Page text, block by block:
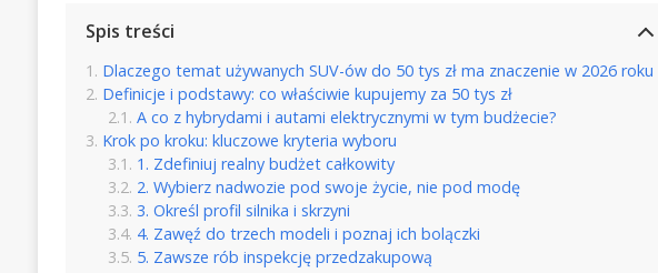
Spis treści
Dlaczego temat używanych SUV-ów do 50 tys zł ma znaczenie w 2026 roku
Definicje i podstawy: co właściwie kupujemy za 50 tys zł
A co z hybrydami i autami elektrycznymi w tym budżecie?
Krok po kroku: kluczowe kryteria wyboru
1. Zdefiniuj realny budżet całkowity
2. Wybierz nadwozie pod swoje życie, nie pod modę
3. Określ profil silnika i skrzyni
4. Zawęź do trzech modeli i poznaj ich bolączki
5. Zawsze rób inspekcję przedzakupową